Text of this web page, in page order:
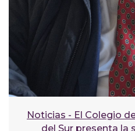
Noticias - El Colegio
del Sur presenta la